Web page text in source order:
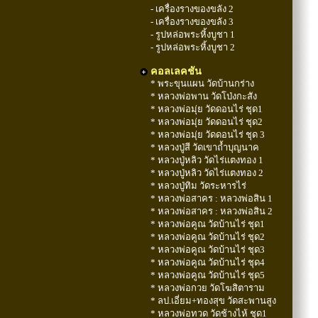
- เครื่องรางของขลัง 2
- เครื่องรางของขลัง 3
- รูปหล่อพระหิ้งบูชา 1
- รูปหล่อพระหิ้งบูชา 2
คอลเลคชัน
* พระขุนแผน วัดบ้านกร่าง
* หลวงพ่อพาน วัดโป่งกะสัง
* หลวงพ่อมุ่ย วัดดอนไร่ ชุด1
* หลวงพ่อมุ่ย วัดดอนไร่ ชุด2
* หลวงพ่อมุ่ย วัดดอนไร่ ชุด 3
* หลวงปู่สี วัดเขาถ้ำบุญนาค
* หลวงปู่หลิว วัดไร่แตงทอง 1
* หลวงปู่หลิว วัดไร่แตงทอง 2
* หลวงปู่ทิม วัดระหารไร่
* หลวงพ่อสาคร : หลวงพ่อสิน 1
* หลวงพ่อสาคร : หลวงพ่อสิน 2
* หลวงพ่อคูณ วัดบ้านไร่ ชุด1
* หลวงพ่อคูณ วัดบ้านไร่ ชุด2
* หลวงพ่อคูณ วัดบ้านไร่ ชุด3
* หลวงพ่อคูณ วัดบ้านไร่ ชุด4
* หลวงพ่อคูณ วัดบ้านไร่ ชุด5
* หลวงพ่อกวย วัดโฆสิตาราม
* ลป.เอี่ยม+ทองสุข วัดสะพานสูง
* หลวงพ่อทวด วัดช้างไห้ ชุด1